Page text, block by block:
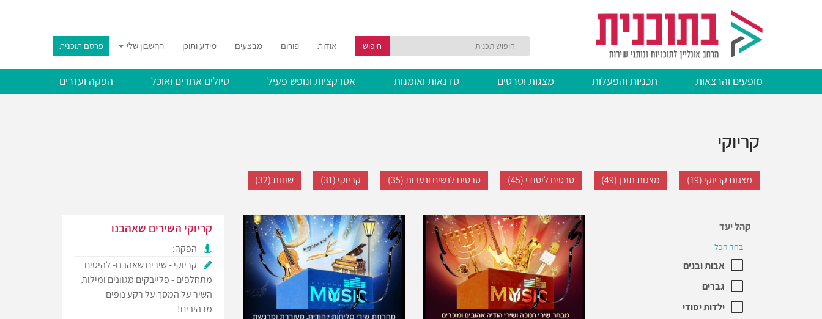
חיפוש אודות פורום מבצעים מידע ותוכן החשבון שלי פרסם תוכנית
מופעים והרצאות תכניות והפעלות מצגות וסרטים סדנאות ואומנות אטרקציות ונופש פעיל טיולים אתרים ואוכל הפקה ועזרים
קריוקי
מצגות קריוקי (19) מצגות תוכן (49) סרטים ליסודי (45) סרטים לנשים ונערות (35) קריוקי (31) שונות (32)
קהל יעד
בחר הכל
אבות ובנים
גברים
ילדות יסודי
קריוקי השירים שאהבנו
הפקה:
קריוקי - שירים שאהבנו- להיטים
מתחלפים - פלייבקים מגוונים ומילות
השיר על המסך על רקע נופים
מרהיבים!